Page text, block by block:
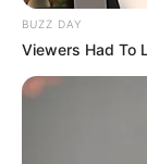
Halo HEEJIN
jadi idola mu.
BUZZ DAY
Viewers Had To